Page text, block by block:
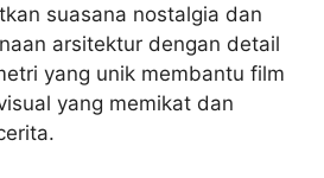
suasana nostalgia dan
arsitektur dengan detail
yang unik membantu film
yang memikat dan